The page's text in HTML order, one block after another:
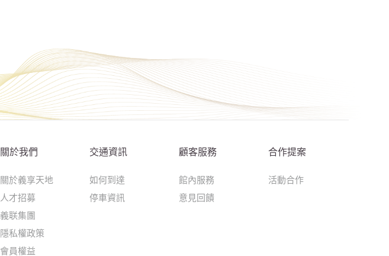
關於我們
關於義享天地
人才招募
義联集團
隱私權政策
會員權益
交通資訊
如何到達
停車資訊
顧客服務
館內服務
意見回饋
合作提案
活動合作